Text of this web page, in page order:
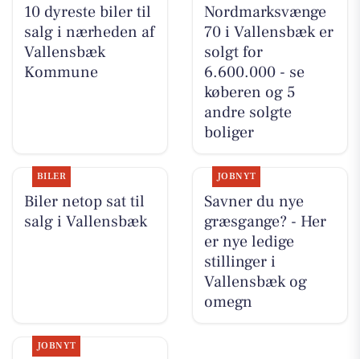
10 dyreste biler til
salg i nærheden af
Vallensbæk
Kommune
Nordmarksvænge
70 i Vallensbæk er
solgt for
6.600.000 - se
køberen og 5
andre solgte
boliger
BILER
Biler netop sat til
salg i Vallensbæk
JOBNYT
Savner du nye
græsgange? - Her
er nye ledige
stillinger i
Vallensbæk og
omegn
JOBNYT